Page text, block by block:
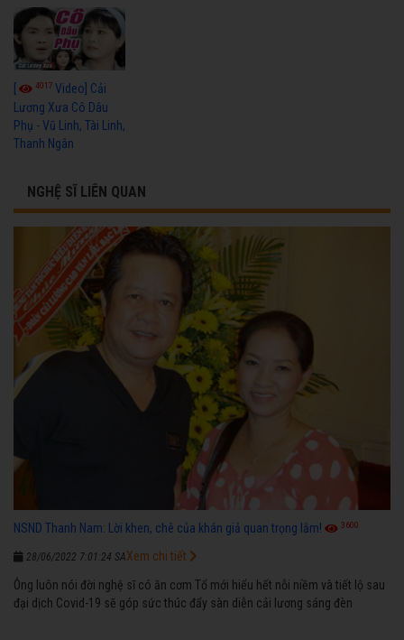
4017 Video] Cải
Lương Xưa Cô Dâu
Phụ - Vũ Linh, Tài Linh,
Thanh Ngân
NGHỆ SĨ LIÊN QUAN
NSND Thanh Nam: Lời khen, chê của khán giả quan trọng lắm! 3600
28/06/2022 7:01:24 SA
Ông luôn nói đời nghệ sĩ có ăn cơm Tổ mới hiểu hết nỗi niềm và tiết lộ sau
đại dịch Covid-19 sẽ góp sức thúc đẩy sàn diễn cải lương sáng đèn
Xem chi tiết